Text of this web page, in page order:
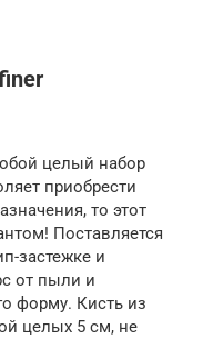
целый набор
приобрести
то этот
Поставляется
застежке и
от пыли и
форму. Кисть из
целых 5 см, не